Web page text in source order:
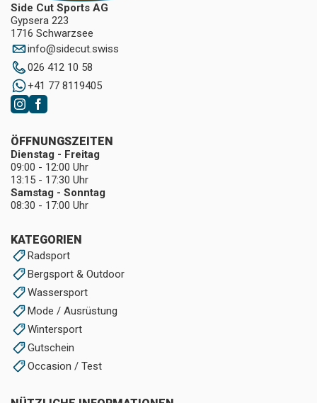
Side Cut Sports AG
Gypsera 223
1716 Schwarzsee
info@sidecut.swiss
026 412 10 58
+41 77 8119405
KATEGORIEN
Radsport
Bergsport & Outdoor
Wassersport
Mode / Ausrüstung
Wintersport
Gutschein
Occasion / Test
ÖFFNUNGSZEITEN
Dienstag - Freitag
09:00 - 12:00 Uhr
13:15 - 17:30 Uhr
Samstag - Sonntag
08:30 - 17:00 Uhr